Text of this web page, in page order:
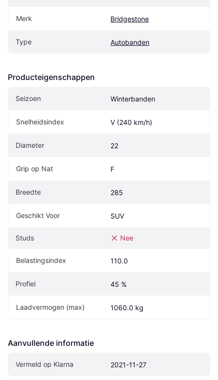
Merk Bridgestone
Type Autobanden
Producteigenschappen
Seizoen Winterbanden
Snelheidsindex V (240 km/h)
Diameter 22
Grip op Nat F
Breedte 285
Geschikt Voor SUV
Studs Nee
Belastingsindex 110.0
Profiel 45 %
Laadvermogen (max) 1060.0 kg
Aanvullende informatie
Vermeld op Klarna 2021-11-27